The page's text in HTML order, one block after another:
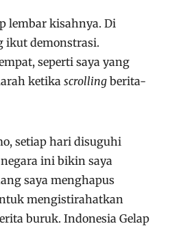
lembar kisahnya. Di
ikut demonstrasi.
seperti saya yang
ketika scrolling berita-
setiap hari disuguhi
ini bikin saya
saya menghapus
mengistirahatkan
buruk. Indonesia Gelap